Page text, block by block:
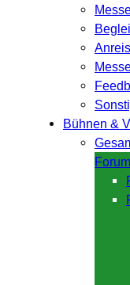
Bühnen &
Forum